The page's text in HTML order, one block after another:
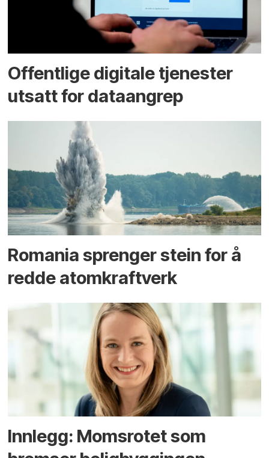
Offentlige digitale tjenester
utsatt for dataangrep
Romania sprenger stein for å
redde atomkraftverk
Innlegg: Moms­rotet som